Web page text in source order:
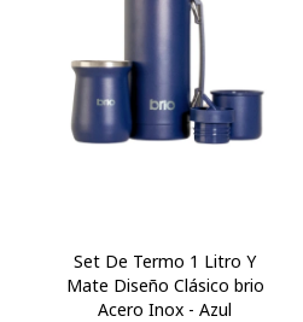
Set De Termo 1 Litro Y
Mate Diseño Clásico brio
Acero Inox - Azul